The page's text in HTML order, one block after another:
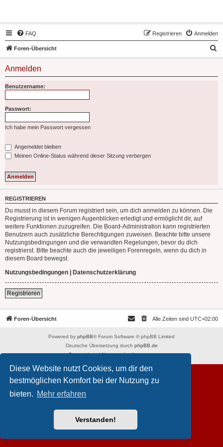
Diese Website nutzt Cookies, um dir den
bestmöglichen Komfort bei der Nutzung zu
bieten. Mehr erfahren
Verstanden!
FAQ Anmelden
Registrieren
Foren-Übersicht
Anmelden
Benutzername:
Passwort:
Ich habe mein Passwort vergessen
Angemeldet bleiben
Meinen Online-Status während dieser Sitzung verbergen
REGISTRIEREN
Du musst in diesem Forum registriert sein, um dich anmelden zu können. Die
Registrierung ist in wenigen Augenblicken erledigt und ermöglicht dir, auf
weitere Funktionen zuzugreifen. Die Board-Administration kann registrierten
Benutzern auch zusätzliche Berechtigungen zuweisen. Beachte bitte unsere
Nutzungsbedingungen und die verwandten Regelungen, bevor du dich
registrierst. Bitte beachte auch die jeweiligen Forenregeln, wenn du dich in
diesem Board bewegst.
Nutzungsbedingungen | Datenschutzerklärung
Registrieren
Foren-Übersicht Alle Zeiten sind UTC+02:00
Powered by phpBB® Forum Software © phpBB Limited
Deutsche Übersetzung durch phpBB.de
Datenschutz|Nutzungsbedingungen